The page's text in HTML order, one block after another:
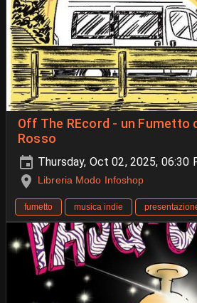
Off The REcord - un Fumetto
Rosso
Thursday, Oct 02, 2025, 06:30
Libreria Modo Infoshop
fumetto musica indie